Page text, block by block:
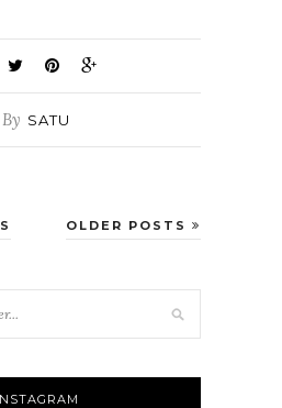
By SATU
OLDER POSTS